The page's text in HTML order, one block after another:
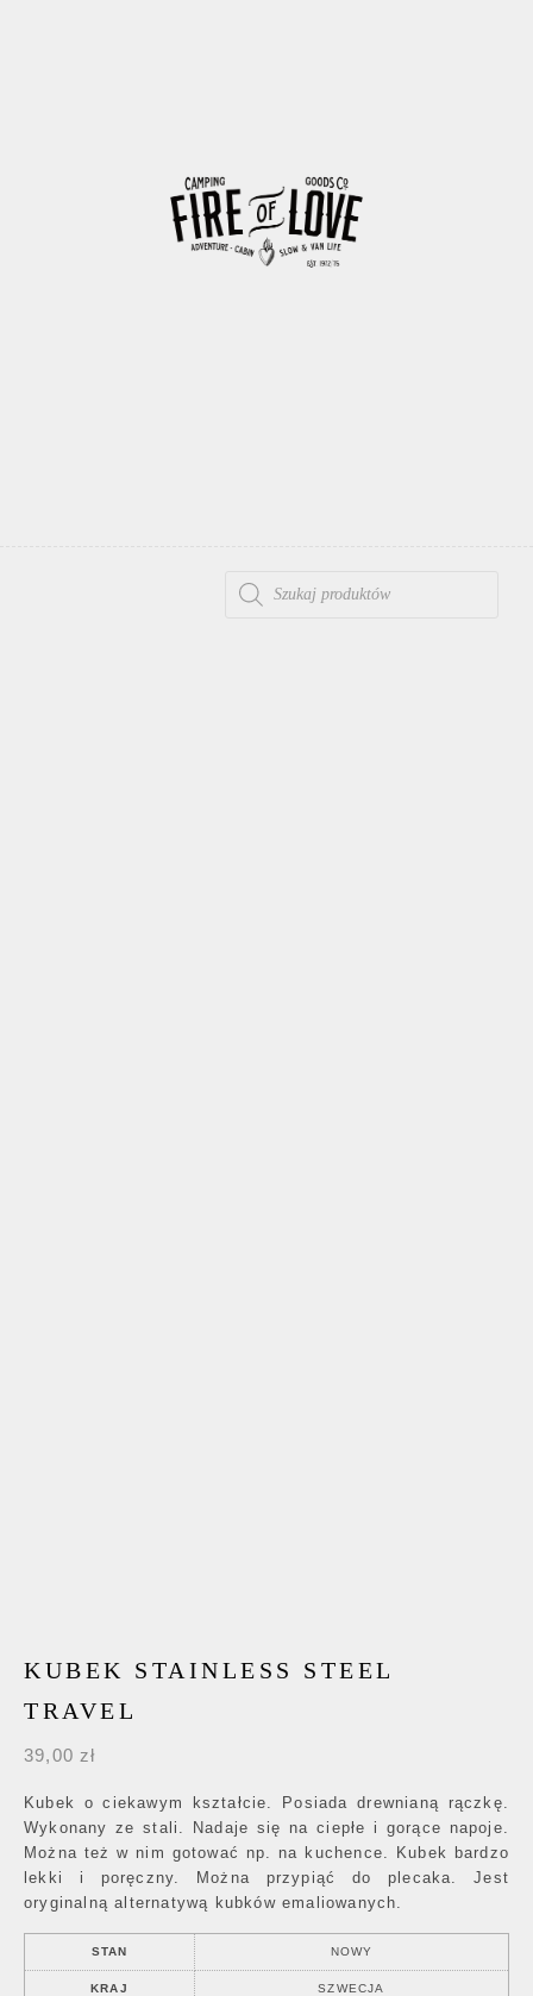
KUBEK STAINLESS STEEL
TRAVEL
39,00 zł
Kubek o ciekawym kształcie. Posiada drewnianą rączkę.
Wykonany ze stali. Nadaje się na ciepłe i gorące napoje.
Można też w nim gotować np. na kuchence. Kubek bardzo
lekki i poręczny. Można przypiąć do plecaka. Jest
oryginalną alternatywą kubków emaliowanych.
STAN NOWY
KRAJ SZWECJA